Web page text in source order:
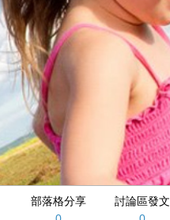
部落格分享
討論區發文